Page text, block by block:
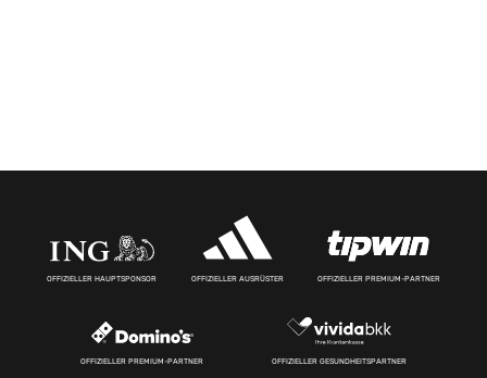
OFFIZIELLER HAUPTSPONSOR OFFIZIELLER AUSRÜSTER OFFIZIELLER PREMIUM-PARTNER
OFFIZIELLER PREMIUM-PARTNER OFFIZIELLER GESUNDHEITSPARTNER